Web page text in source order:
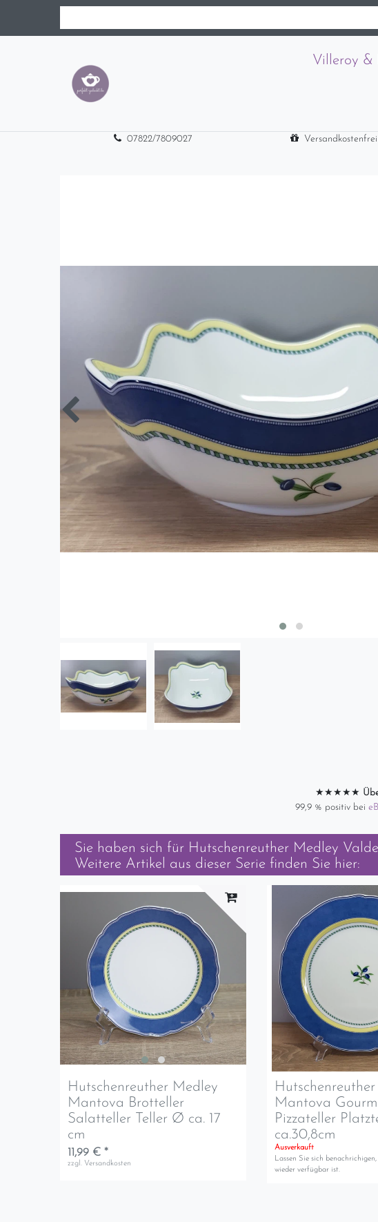
Villeroy &
07822/7809027
★★★★★
99,9 % positiv bei
Sie haben sich für Hutschenreuther Medley
Weitere Artikel aus dieser Serie finden Sie hier:
Hutschenreuther Medley
Mantova Brotteller
Salatteller Teller Ø ca. 17
cm
11,99 € *
zzgl. Versandkosten
Mantova
Pizzateller
ca.30,8cm
Ausverkauft
Lassen Sie sich
wieder verfügbar ist.